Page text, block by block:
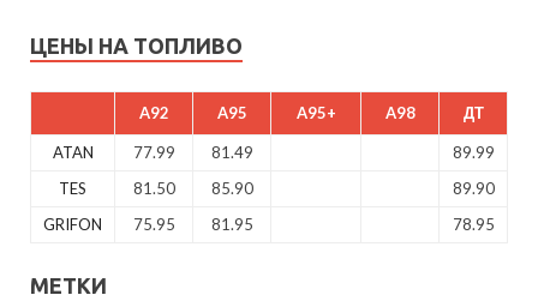
ЦЕНЫ НА ТОПЛИВО
A92 A95 A95+ A98 ДТ
ATAN 77.99 81.49
89.99
TES
81.50 85.90
89.90
GRIFON
75.95 81.95 78.95
МЕТКИ